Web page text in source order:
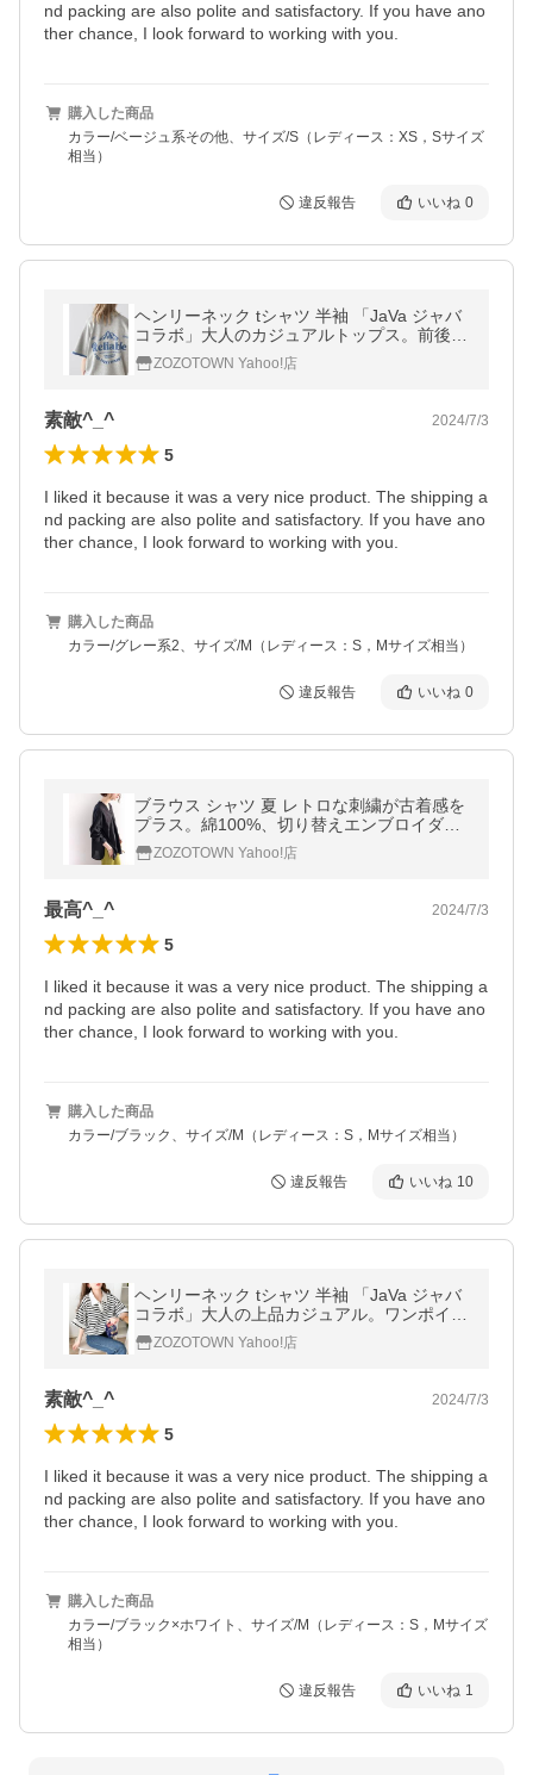
nd packing are also polite and satisfactory. If you have ano
ther chance, I look forward to working with you.
購入した商品
カラー/ベージュ系その他、サイズ/S（レディース：XS，Sサイズ
相当）
違反報告 いいね 0
ヘンリーネック tシャツ 半袖 「JaVa ジャバ
コラボ」大人のカジュアルトップス。前後2
way ラグラン半袖グラフィックニットTシャ
ツZOZOTOWN Yahoo!店
素敵^_^ 2024/7/3
5
I liked it because it was a very nice product. The shipping a
nd packing are also polite and satisfactory. If you have ano
ther chance, I look forward to working with you.
購入した商品
カラー/グレー系2、サイズ/M（レディース：S，Mサイズ相当）
違反報告 いいね 0
ブラウス シャツ 夏 レトロな刺繍が古着感を
プラス。綿100%、切り替えエンブロイダリ
ーブラウス レディース
ZOZOTOWN Yahoo!店
最高^_^ 2024/7/3
5
I liked it because it was a very nice product. The shipping a
nd packing are also polite and satisfactory. If you have ano
ther chance, I look forward to working with you.
購入した商品
カラー/ブラック、サイズ/M（レディース：S，Mサイズ相当）
違反報告 いいね 10
ヘンリーネック tシャツ 半袖 「JaVa ジャバ
コラボ」大人の上品カジュアル。ワンポイン
ト刺繍スキッパー襟半袖プルオーバー レデ
ィース
ZOZOTOWN Yahoo!店
素敵^_^ 2024/7/3
5
I liked it because it was a very nice product. The shipping a
nd packing are also polite and satisfactory. If you have ano
ther chance, I look forward to working with you.
購入した商品
カラー/ブラック×ホワイト、サイズ/M（レディース：S，Mサイズ
相当）
違反報告 いいね 1